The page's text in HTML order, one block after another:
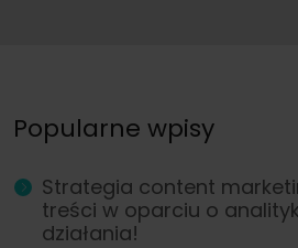
Popularne wpisy
Strategia content
treści w oparciu o
działania!